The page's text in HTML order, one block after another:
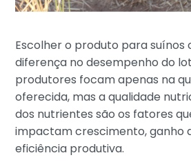
Escolher o produto para
diferença no desempenho do
produtores focam apenas na
oferecida, mas a qualidade
dos nutrientes são os fatores
impactam crescimento, ganho
eficiência produtiva.